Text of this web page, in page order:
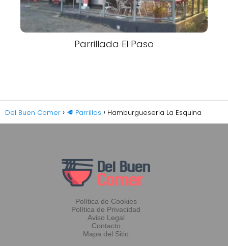
Parrillada El Paso
Del Buen Comer 🥩 Parrillas Hamburgueseria La Esquina
Política de Cookies
Política de Privacidad
Aviso Legal
Contacto
Mapa del Sitio